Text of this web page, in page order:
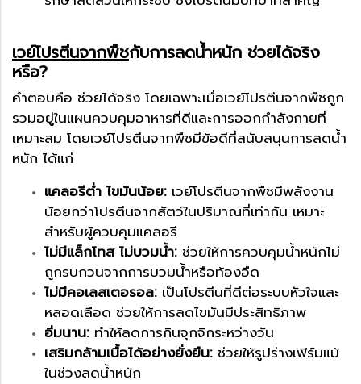
เวย์โปรตีนจากพืชกับการลดน้ำหนัก ช่วยได้จริง
หรือ?
คำตอบคือ ช่วยได้จริง โดยเฉพาะเมื่อเวย์โปรตีนจากพืชถูก
รวมอยู่ในแผนควบคุมอาหารที่ดีและการออกกำลังกายที่
เหมาะสม โดยเวย์โปรตีนจากพืชมีข้อดีที่สนับสนุนการลดน้ำ
หนัก ได้แก่
แคลอรีต่ำ ไขมันน้อย: เวย์โปรตีนจากพืชมีพลังงาน
น้อยกว่าโปรตีนจากสัตว์ในปริมาณที่เท่ากัน เหมาะ
สำหรับผู้ควบคุมแคลอรี
ไม่มีแล็กโทส ไม่บวมน้ำ: ช่วยให้การควบคุมน้ำหนักไม่
ถูกรบกวนจากการบวมน้ำหรือท้องอืด
ไม่มีคอเลสเตอรอล: เป็นโปรตีนที่ดีต่อระบบหัวใจและ
หลอดเลือด ช่วยให้การลดไขมันมีประสิทธิภาพ
อิ่มนาน: ทำให้ลดการกินจุกจิกระหว่างวัน
เสริมกล้ามเนื้อได้อย่างยั่งยืน: ช่วยให้รูปร่างเฟิร์มแม้
ในช่วงลดน้ำหนัก